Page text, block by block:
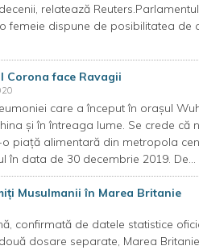
relatează
femeie dispune de posibilitatea de
Corona face Ravagii
care a început în orașul
și în întreaga lume. Se crede că
piață alimentară din metropola
data de 30 decembrie 2019. De...
Musulmanii în Marea Britanie
confirmată de datele statistice
dosare separate, Marea